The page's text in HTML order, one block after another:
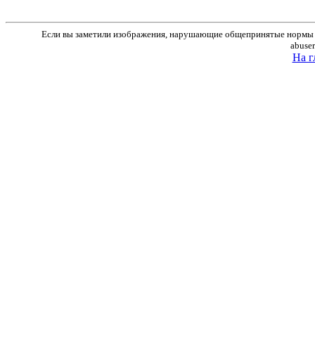
Если вы заметили изображения, нарушающие общепринятые нормы
На